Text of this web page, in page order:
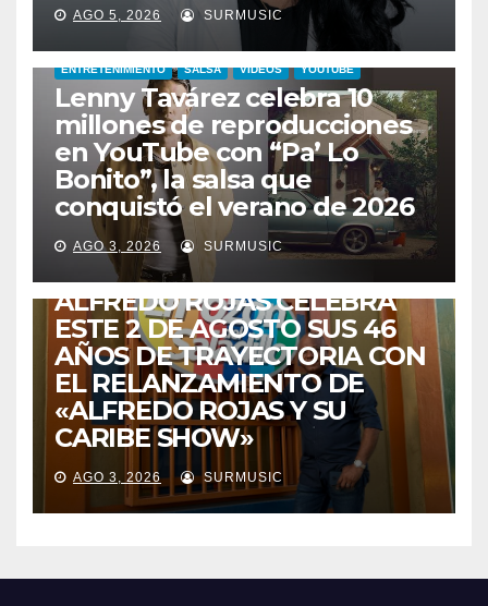
AGO 5, 2026 SURMUSIC
ENTRETENIMIENTO SALSA VIDEOS YOUTUBE
Lenny Tavárez celebra 10
millones de reproducciones
en YouTube con “Pa’ Lo
Bonito”, la salsa que
conquistó el verano de 2026
AGO 3, 2026 SURMUSIC
CABIMAS ENTRETENIMIENTO TALENTO ZULIANO
VENEZUELA
DE VUELTA A CASA:
ALFREDO ROJAS CELEBRA
ESTE 2 DE AGOSTO SUS 46
AÑOS DE TRAYECTORIA CON
EL RELANZAMIENTO DE
«ALFREDO ROJAS Y SU
CARIBE SHOW»
AGO 3, 2026 SURMUSIC